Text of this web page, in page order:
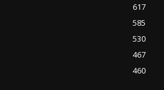
617
585
530
467
460